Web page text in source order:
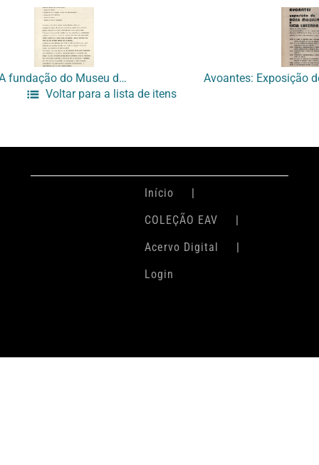
A fundação do Museu das Origens
Voltar para a lista de itens
Início
COLEÇÃO EAV
Acervo Digital
Login